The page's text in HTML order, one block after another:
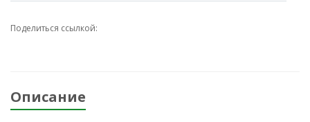
Поделиться ссылкой:
Описание